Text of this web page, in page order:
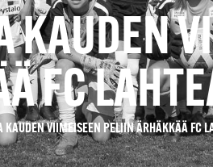
KAUDEN
FC
KAUDEN VIIMEISEEN PELIIN ÄRHÄKKÄÄ FC